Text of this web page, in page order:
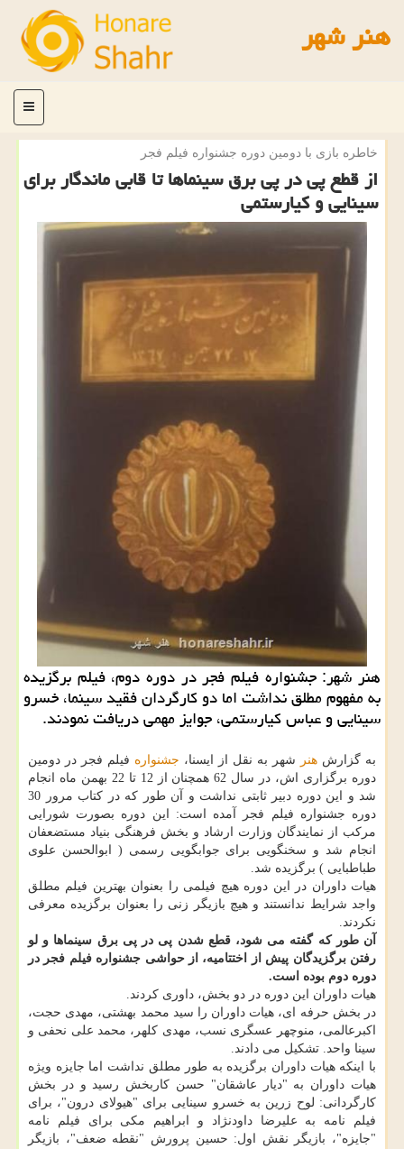
هنر شهر
منو
خاطره بازی با دومین دوره جشنواره فیلم فجر
از قطع پی در پی برق سینماها تا قابی ماندگار برای
سینایی و كیارستمی
هنر شهر: جشنواره فیلم فجر در دوره دوم، فیلم برگزیده
به مفهوم مطلق نداشت اما دو کارگردان فقید سینما، خسرو
سینایی و عباس کیارستمی، جوایز مهمی دریافت نمودند.
به گزارش هنر شهر به نقل از ایسنا، جشنواره فیلم فجر در دومین
دوره برگزاری اش، در سال 62 همچنان از 12 تا 22 بهمن ماه انجام
شد و این دوره دبیر ثابتی نداشت و آن طور که در کتاب مرور 30
دوره جشنواره فیلم فجر آمده است: این دوره بصورت شورایی
مرکب از نمایندگان وزارت ارشاد و بخش فرهنگی بنیاد مستضعفان
انجام شد و سخنگویی برای جوابگویی رسمی ( ابوالحسن علوی
طباطبایی ) برگزیده شد.
هیات داوران در این دوره هیچ فیلمی را بعنوان بهترین فیلم مطلق
واجد شرایط ندانستند و هیچ بازیگر زنی را بعنوان برگزیده معرفی
نکردند.
آن طور که گفته می شود، قطع شدن پی در پی برق سینماها و لو
رفتن برگزیدگان پیش از اختتامیه، از حواشی جشنواره فیلم فجر در
دوره دوم بوده است.
هیات داوران این دوره در دو بخش، داوری کردند.
در بخش حرفه ای، هیات داوران را سید محمد بهشتی، مهدی حجت،
اکبرعالمی، منوچهر عسگری نسب، مهدی کلهر، محمد علی نحفی و
سینا واحد. تشکیل می دادند.
با اینکه هیات داوران برگزیده به طور مطلق نداشت اما جایزه ویژه
هیات داوران به "دیار عاشقان" حسن کاربخش رسید و در بخش
کارگردانی: لوح زرین به خسرو سینایی برای "هیولای درون"، برای
فیلم نامه به علیرضا داودنژاد و ابراهیم مکی برای فیلم نامه
"جایزه"، بازیگر نقش اول: حسین پرورش "نقطه ضعف"، بازیگر